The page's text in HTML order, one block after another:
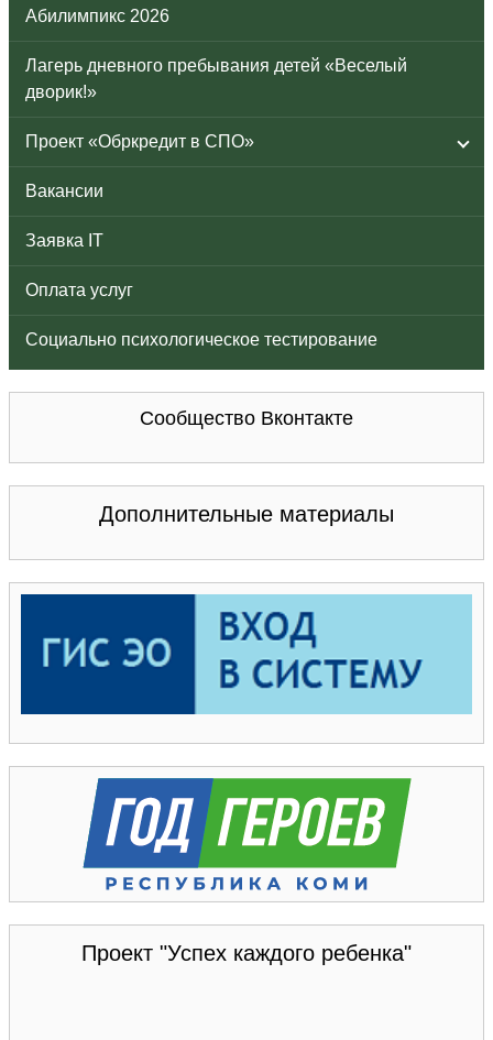
Абилимпикс 2026
Лагерь дневного пребывания детей «Веселый
дворик!»
Проект «Обркредит в СПО»
Вакансии
Заявка IT
Оплата услуг
Социально психологическое тестирование
Сообщество Вконтакте
Дополнительные материалы
Проект "Успех каждого ребенка"